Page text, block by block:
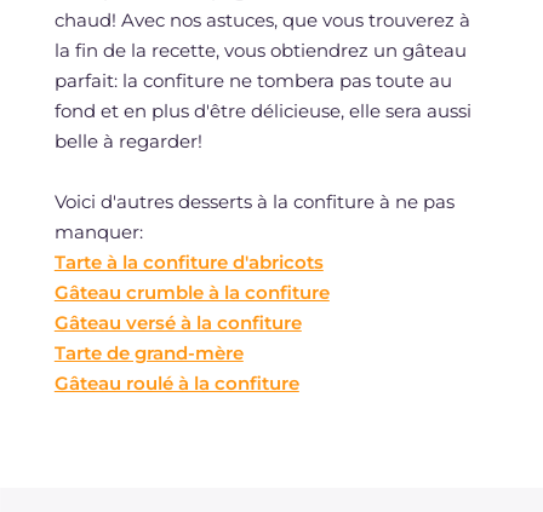
chaud! Avec nos astuces, que vous trouverez à
la fin de la recette, vous obtiendrez un gâteau
parfait: la confiture ne tombera pas toute au
fond et en plus d'être délicieuse, elle sera aussi
belle à regarder!
Voici d'autres desserts à la confiture à ne pas
manquer:
Tarte à la confiture d'abricots
Gâteau crumble à la confiture
Gâteau versé à la confiture
Tarte de grand-mère
Gâteau roulé à la confiture